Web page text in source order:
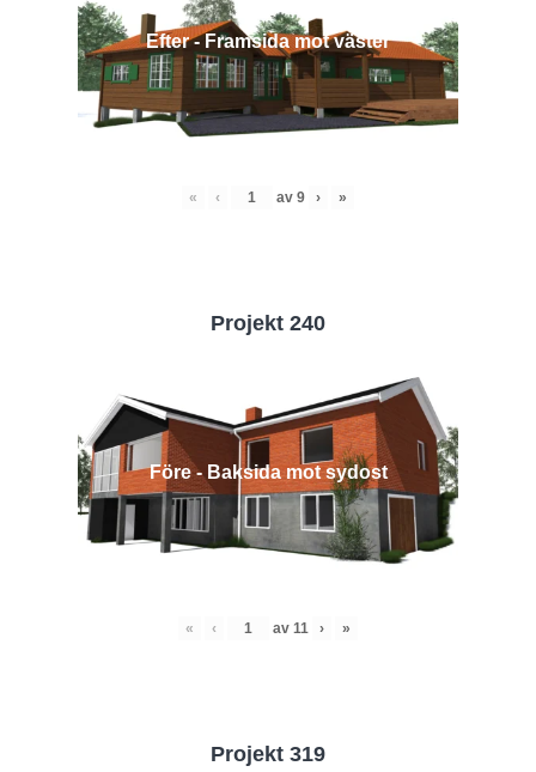
Efter - Framsida mot väster
« ‹ av 9 › »
Projekt 240
Före - Baksida mot sydost
« ‹ av 11 › »
Projekt 319